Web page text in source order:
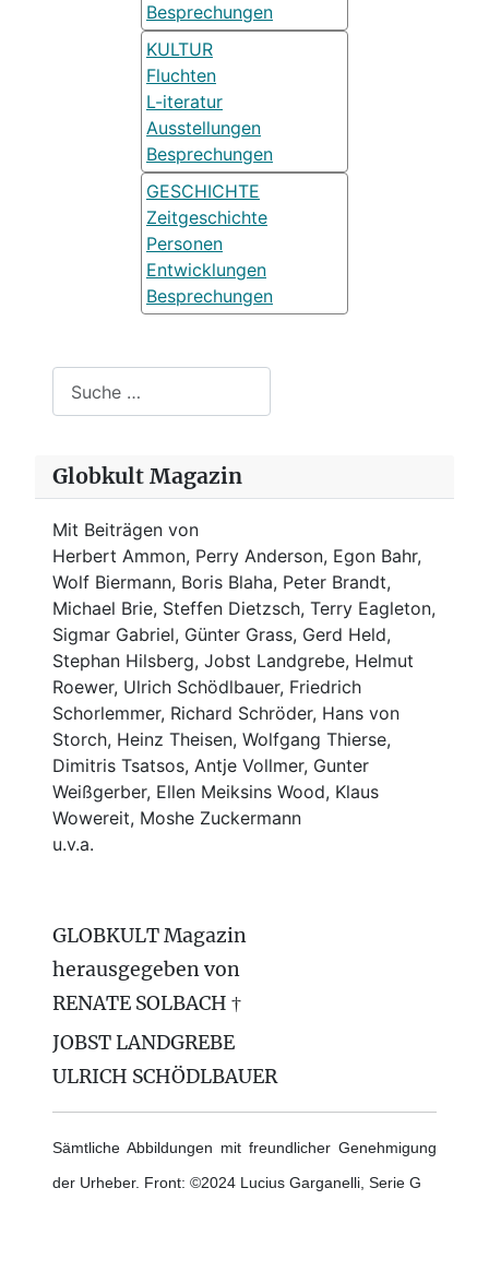
Besprechungen
KULTUR
Fluchten
L-iteratur
Ausstellungen
Besprechungen
GESCHICHTE
Zeitgeschichte
Personen
Entwicklungen
Besprechungen
Globkult Magazin
Mit Beiträgen von
Herbert Ammon, Perry Anderson, Egon Bahr,
Wolf Biermann, Boris Blaha, Peter Brandt,
Michael Brie, Steffen Dietzsch, Terry Eagleton,
Sigmar Gabriel, Günter Grass, Gerd Held,
Stephan Hilsberg, Jobst Landgrebe, Helmut
Roewer, Ulrich Schödlbauer, Friedrich
Schorlemmer, Richard Schröder, Hans von
Storch, Heinz Theisen, Wolfgang Thierse,
Dimitris Tsatsos, Antje Vollmer, Gunter
Weißgerber, Ellen Meiksins Wood, Klaus
Wowereit, Moshe Zuckermann
u.v.a.
GLOBKULT Magazin
herausgegeben von
RENATE SOLBACH †
JOBST LANDGREBE
ULRICH SCHÖDLBAUER
Sämtliche Abbildungen mit freundlicher Genehmigung
der Urheber. Front: ©2024 Lucius Garganelli, Serie G